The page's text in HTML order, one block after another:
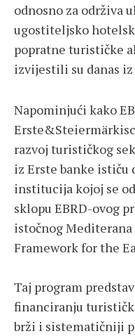
odnosno za održiva
ugostiteljsko
popratne turističke
izvijestili su danas iz
Napominjući kako
razvoj turističkog
iz Erste banke ističu
institucija kojoj se
sklopu EBRD-ovog
istočnog
Framework for the
Taj program
financiranju
brži i sistematičniji